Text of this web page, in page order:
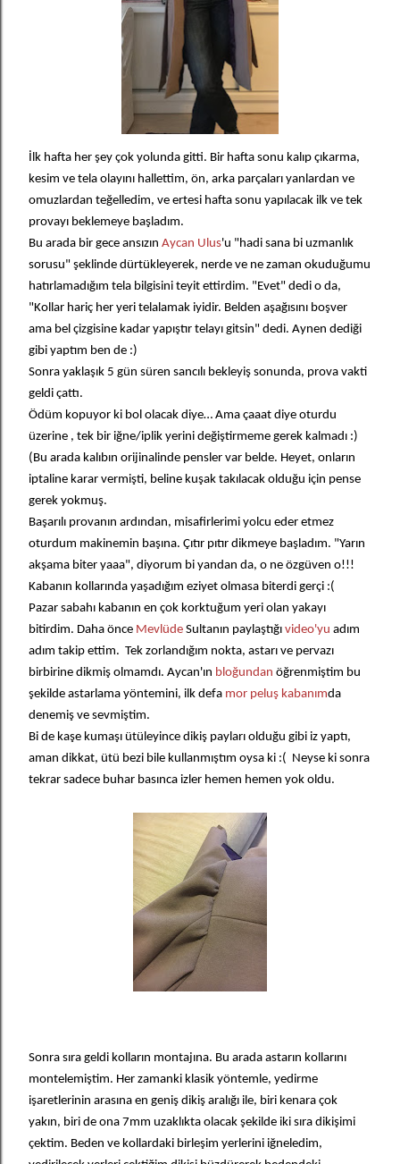
İlk hafta her şey çok yolunda gitti. Bir hafta sonu kalıp çıkarma,
kesim ve tela olayını hallettim, ön, arka parçaları yanlardan ve
omuzlardan teğelledim, ve ertesi hafta sonu yapılacak ilk ve tek
provayı beklemeye başladım.
Bu arada bir gece ansızın Aycan Ulus'u "hadi sana bi uzmanlık
sorusu" şeklinde dürtükleyerek, nerde ve ne zaman okuduğumu
hatırlamadığım tela bilgisini teyit ettirdim. "Evet" dedi o da,
"Kollar hariç her yeri telalamak iyidir. Belden aşağısını boşver
ama bel çizgisine kadar yapıştır telayı gitsin" dedi. Aynen dediği
gibi yaptım ben de :)
Sonra yaklaşık 5 gün süren sancılı bekleyiş sonunda, prova vakti
geldi çattı.
Ödüm kopuyor ki bol olacak diye… Ama çaaat diye oturdu
üzerine , tek bir iğne/iplik yerini değiştirmeme gerek kalmadı :)
(Bu arada kalıbın orijinalinde pensler var belde. Heyet, onların
iptaline karar vermişti, beline kuşak takılacak olduğu için pense
gerek yokmuş.
Başarılı provanın ardından, misafirlerimi yolcu eder etmez
oturdum makinemin başına. Çıtır pıtır dikmeye başladım. "Yarın
akşama biter yaaa", diyorum bi yandan da, o ne özgüven o!!!
Kabanın kollarında yaşadığım eziyet olmasa biterdi gerçi :(
Pazar sabahı kabanın en çok korktuğum yeri olan yakayı
bitirdim. Daha önce Mevlüde Sultanın paylaştığı video'yu adım
adım takip ettim. Tek zorlandığım nokta, astarı ve pervazı
birbirine dikmiş olmamdı. Aycan'ın bloğundan öğrenmiştim bu
şekilde astarlama yöntemini, ilk defa mor peluş kabanımda
denemiş ve sevmiştim.
Bi de kaşe kumaşı ütüleyince dikiş payları olduğu gibi iz yaptı,
aman dikkat, ütü bezi bile kullanmıştım oysa ki :( Neyse ki sonra
tekrar sadece buhar basınca izler hemen hemen yok oldu.
Sonra sıra geldi kolların montajına. Bu arada astarın kollarını
montelemiştim. Her zamanki klasik yöntemle, yedirme
işaretlerinin arasına en geniş dikiş aralığı ile, biri kenara çok
yakın, biri de ona 7mm uzaklıkta olacak şekilde iki sıra dikişimi
çektim. Beden ve kollardaki birleşim yerlerini iğneledim,